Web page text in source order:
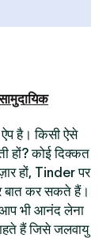
है। किसी ऐसे
हों? कोई दिक्कत
हों, Tinder पर
बात कर सकते हैं।
आप भी आनंद लेना
हैं जिसे जलवायु